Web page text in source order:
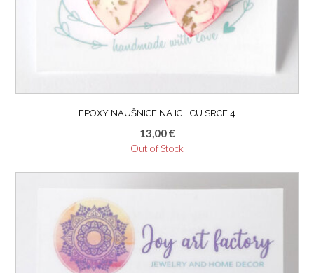
EPOXY NAUŠNICE NA IGLICU SRCE 4
13,00€
Out of Stock